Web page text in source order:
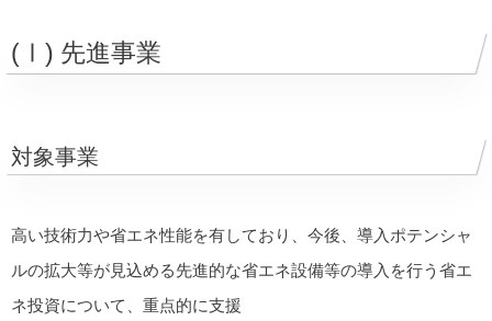
(Ⅰ) 先進事業
対象事業
高い技術力や省エネ性能を有しており、今後、導入ポテンシャ
ルの拡大等が見込める先進的な省エネ設備等の導入を行う省エ
ネ投資について、重点的に支援